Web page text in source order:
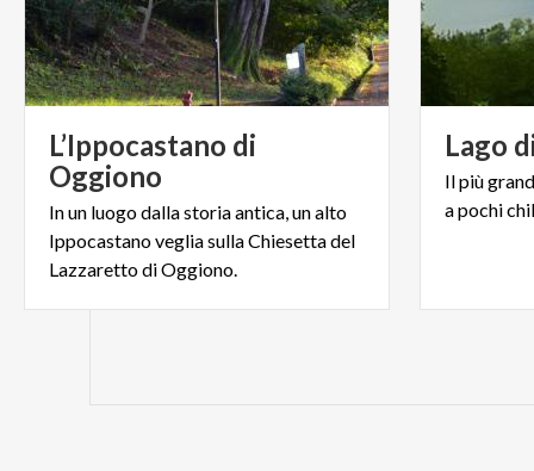
L’Ippocastano di
Oggiono
In un luogo dalla storia antica, un alto
Ippocastano veglia sulla Chiesetta del
Lazzaretto di Oggiono.
Lago
Ilpiù
apochi